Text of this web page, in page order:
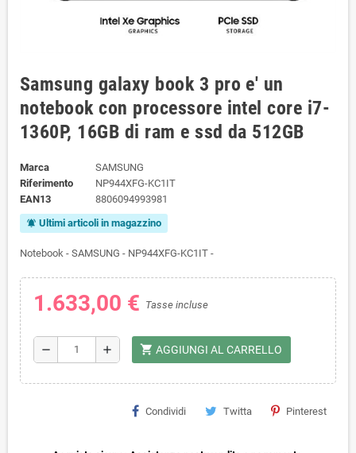
Samsung galaxy book 3 pro e' un
notebook con processore intel core i7-
1360P, 16GB di ram e ssd da 512GB
Marca
SAMSUNG
Riferimento
NP944XFG-KC1IT
EAN13
8806094993981
notifications_active Ultimi articoli in magazzino
Notebook - SAMSUNG - NP944XFG-KC1IT -
1.633,00 € Tasse incluse
remove add shopping_cart AGGIUNGI AL CARRELLO
Condividi Twitta Pinterest